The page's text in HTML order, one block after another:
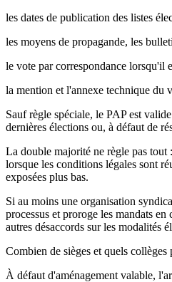
les dates de publication des listes
les moyens de propagande, les
le vote par correspondance lorsqu'il
la mention et l'annexe technique du
Sauf règle spéciale, le PAP est
dernières élections ou, à défaut de
La double majorité ne règle pas tout
lorsque les conditions légales sont
exposées plus bas.
Si au moins une organisation
processus et proroge les mandats
autres désaccords sur les modalités
Combien de sièges et quels collèges
À défaut d'aménagement valable,